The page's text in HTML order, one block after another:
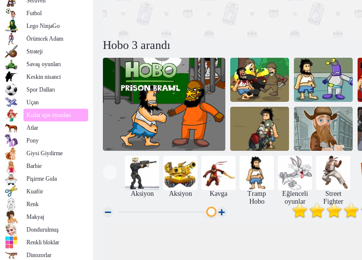
Hobo 3 arandı
Hobo 4 Toplam
Savaş
Tramp ve
uzaylılar
Tramp Vs
Zombi
Serseri Yaşam
Macerası
Aksiyon Aksiyon Kavga
Tramp
Hobo
Eğlenceli
oyunlar
Street
Fighter
Futbol
Lego NinjaGo
Örümcek Adam
Strateji
Savaş oyunları
Keskin nisanci
Spor Dalları
Uçan
Kızlar için oyunları
Atlar
Pony
Giysi Giydirme
Barbie
Pişirme Gıda
Kuaför
Renk
Makyaj
Dondurulmuş
Renkli bloklar
Dinozorlar